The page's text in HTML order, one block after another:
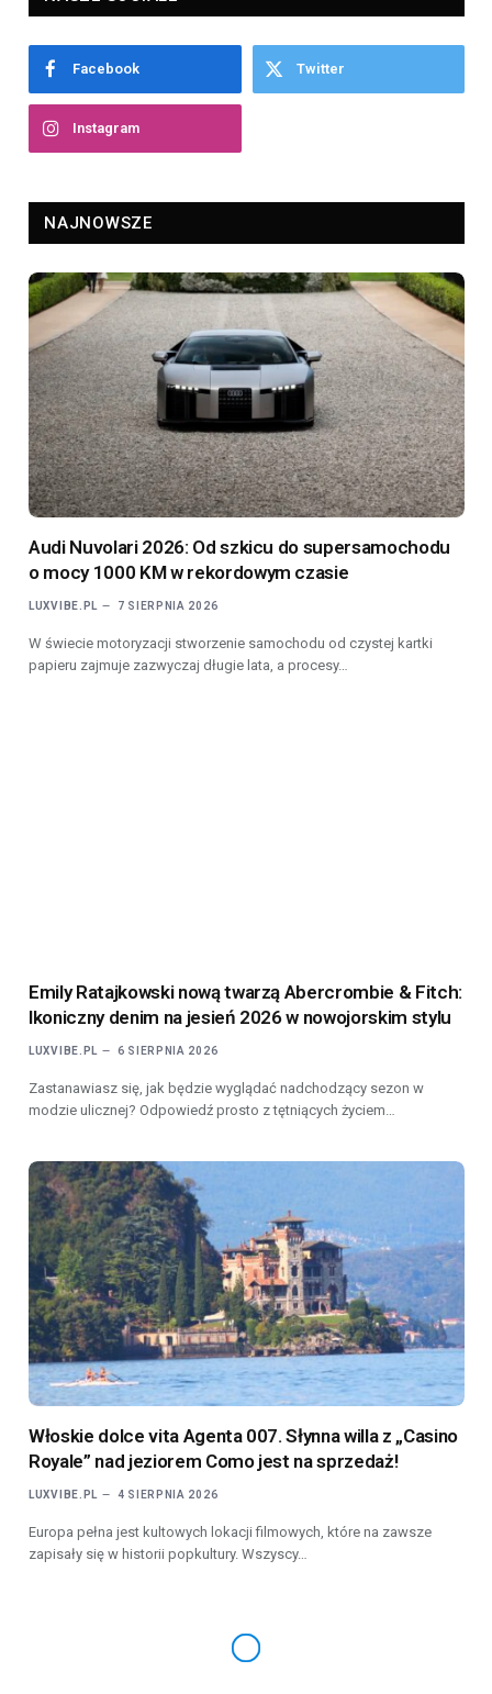
Facebook Twitter
Instagram
NAJNOWSZE
Audi Nuvolari 2026: Od szkicu do supersamochodu
o mocy 1000 KM w rekordowym czasie
LUXVIBE.PL 7 SIERPNIA 2026
W świecie motoryzacji stworzenie samochodu od czystej kartki
papieru zajmuje zazwyczaj długie lata, a procesy…
Emily Ratajkowski nową twarzą Abercrombie & Fitch:
Ikoniczny denim na jesień 2026 w nowojorskim stylu
LUXVIBE.PL 6 SIERPNIA 2026
Zastanawiasz się, jak będzie wyglądać nadchodzący sezon w
modzie ulicznej? Odpowiedź prosto z tętniących życiem…
Włoskie dolce vita Agenta 007. Słynna willa z „Casino
Royale” nad jeziorem Como jest na sprzedaż!
LUXVIBE.PL 4 SIERPNIA 2026
Europa pełna jest kultowych lokacji filmowych, które na zawsze
zapisały się w historii popkultury. Wszyscy…